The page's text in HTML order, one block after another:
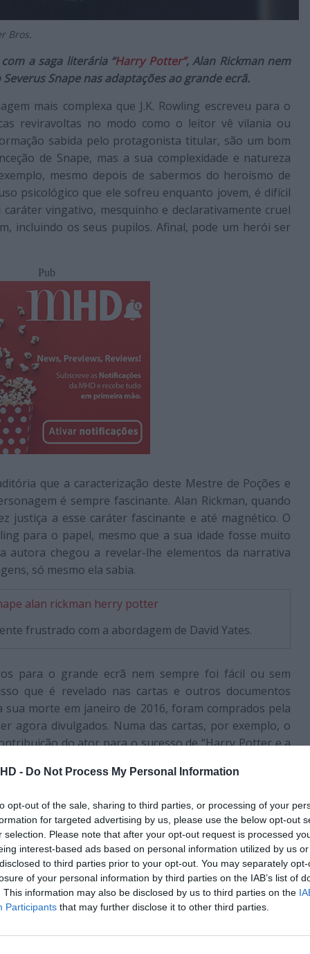
- Do Not Process My Personal Information
opt-out of the sale, sharing to third parties, or processing of your
for targeted advertising by us, please use the below opt-out
selection. Please note that after your opt-out request is processed
interest-based ads based on personal information utilized by us
to third parties prior to your opt-out. You may separately
of your personal information by third parties on the IAB’s list of
This information may also be disclosed by us to third parties on the
Participants that may further disclose it to other third parties.
Bros.
a saga literária “Harry Potter”, Alan Rickman nem
Snape nas adaptações ao grande ecrã.
mais complexa que J.K. Rowling escreveu para o
reviravoltas no modo como o leitor vê vilania ou
sabida pelo protagonista titular, são um bom
de Snape, mas a sua complexidade e natureza
mesmo depois de sabermos do heroísmo de
psicológico que ele sofreu enquanto jovem, é difícil
vingativo, mesquinho e declarativamente cruel
incluindo os seus pupilos. Afinal, pode um herói ser
Pub
que a caracterização deste Mestre de Poções e
é sempre fascinante. Alan Rickman, quando
justiça a esse caráter fascinante e até magnético. O
para o papel, mesmo que a sua idade fosse muito
autora chegou a revelar-lhe elementos da narrativa
só mesmo ela sabia.
frustrado com a abordagem de David Yates.
para o grande ecrã nem sempre foi fácil ou sem
que é revelado nas cartas e outros documentos
sua morte em janeiro de 2016, foram comprados pela
agora divulgados. Numa das cartas, por exemplo, o
do ator para o sucesso de “Harry Potter e a
apesar das frustrações do ator, ele era brilhante e
Pub